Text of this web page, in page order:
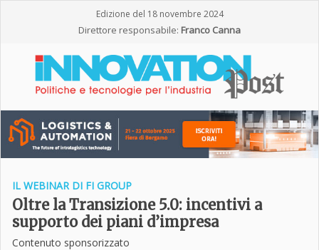
Edizione del 18 novembre 2024
Direttore responsabile: Franco Canna
IL WEBINAR DI FI GROUP
Oltre la Transizione 5.0: incentivi a
supporto dei piani d’impresa
Contenuto sponsorizzato